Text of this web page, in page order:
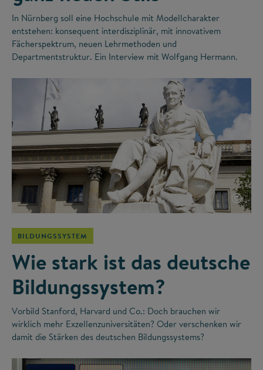
In Nürnberg soll eine Hochschule mit Modellcharakter
entstehen: konsequent interdisziplinär, mit innovativem
Fächerspektrum, neuen Lehrmethoden und
Departmentstruktur. Ein Interview mit Wolfgang Hermann.
©
BILDUNGSSYSTEM
Wie stark ist das deutsche
Bildungssystem?
Vorbild Stanford, Harvard und Co.: Doch brauchen wir
wirklich mehr Exzellenzuniversitäten? Oder verschenken wir
damit die Stärken des deutschen Bildungssystems?